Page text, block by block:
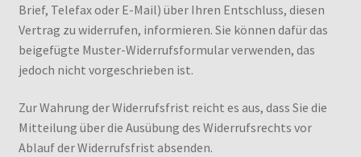
Brief, Telefax oder E-Mail) über Ihren Entschluss, diesen
Vertrag zu widerrufen, informieren. Sie können dafür das
beigefügte Muster-Widerrufsformular verwenden, das
jedoch nicht vorgeschrieben ist.
Zur Wahrung der Widerrufsfrist reicht es aus, dass Sie die
Mitteilung über die Ausübung des Widerrufsrechts vor
Ablauf der Widerrufsfrist absenden.